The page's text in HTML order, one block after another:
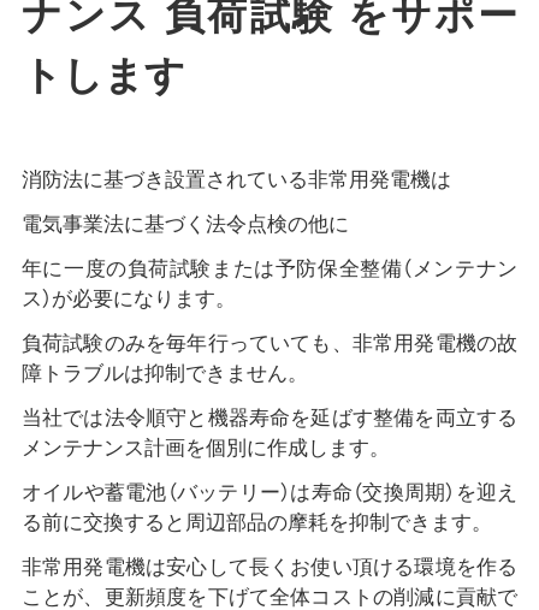
ナンス 負荷試験 をサポー
トします
消防法に基づき設置されている非常用発電機は
電気事業法に基づく法令点検の他に
年に一度の負荷試験または予防保全整備（メンテナン
ス）が必要になります。
負荷試験のみを毎年行っていても、非常用発電機の故
障トラブルは抑制できません。
当社では法令順守と機器寿命を延ばす整備を両立する
メンテナンス計画を個別に作成します。
オイルや蓄電池（バッテリー）は寿命（交換周期）を迎え
る前に交換すると周辺部品の摩耗を抑制できます。
非常用発電機は安心して長くお使い頂ける環境を作る
ことが、更新頻度を下げて全体コストの削減に貢献で